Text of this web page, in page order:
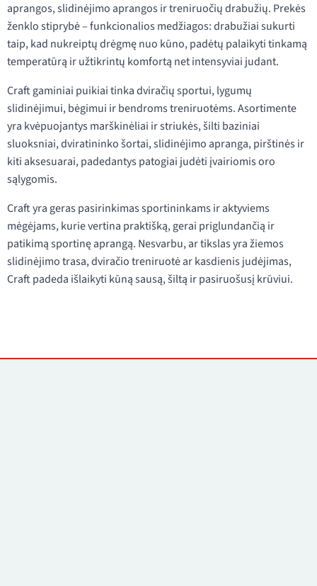
aprangos, slidinėjimo aprangos ir treniruočių drabužių. Prekės
ženklo stiprybė – funkcionalios medžiagos: drabužiai sukurti
taip, kad nukreiptų drėgmę nuo kūno, padėtų palaikyti tinkamą
temperatūrą ir užtikrintų komfortą net intensyviai judant.
Craft gaminiai puikiai tinka dviračių sportui, lygumų
slidinėjimui, bėgimui ir bendroms treniruotėms. Asortimente
yra kvėpuojantys marškinėliai ir striukės, šilti baziniai
sluoksniai, dviratininko šortai, slidinėjimo apranga, pirštinės ir
kiti aksesuarai, padedantys patogiai judėti įvairiomis oro
sąlygomis.
Craft yra geras pasirinkimas sportininkams ir aktyviems
mėgėjams, kurie vertina praktišką, gerai priglundančią ir
patikimą sportinę aprangą. Nesvarbu, ar tikslas yra žiemos
slidinėjimo trasa, dviračio treniruotė ar kasdienis judėjimas,
Craft padeda išlaikyti kūną sausą, šiltą ir pasiruošusį krūviui.